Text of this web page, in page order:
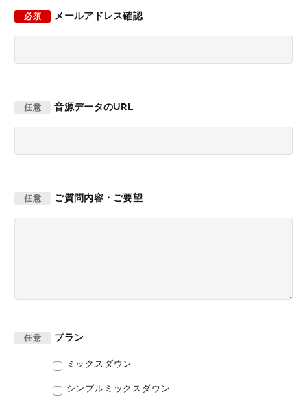
必須 メールアドレス確認
任意 音源データのURL
任意 ご質問内容・ご要望
任意 プラン
ミックスダウン
シンプルミックスダウン